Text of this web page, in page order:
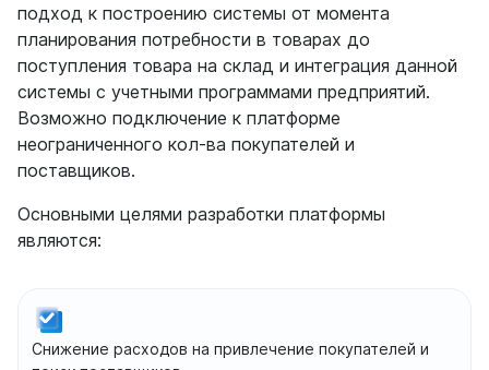
подход к построению системы от момента
планирования потребности в товарах до
поступления товара на склад и интеграция данной
системы с учетными программами предприятий.
Возможно подключение к платформе
неограниченного кол-ва покупателей и
поставщиков.
Основными целями разработки платформы
являются:
Снижение расходов на привлечение покупателей и